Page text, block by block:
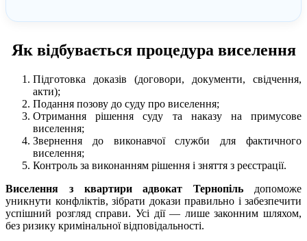
Як відбувається процедура виселення
Підготовка доказів (договори, документи, свідчення,
акти);
Подання позову до суду про виселення;
Отримання рішення суду та наказу на примусове
виселення;
Звернення до виконавчої служби для фактичного
виселення;
Контроль за виконанням рішення і зняття з реєстрації.
Виселення з квартири адвокат Тернопіль допоможе
уникнути конфліктів, зібрати докази правильно і забезпечити
успішний розгляд справи. Усі дії — лише законним шляхом,
без ризику кримінальної відповідальності.